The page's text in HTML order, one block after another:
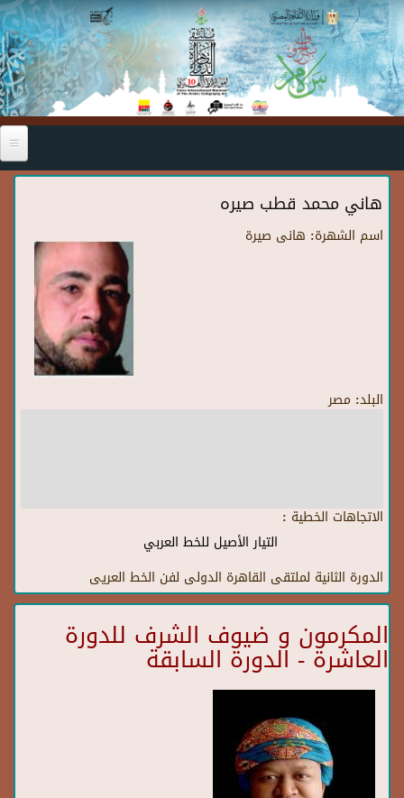
Skip to main content
هاني محمد قطب صيره
اسم الشهرة: هانى صيرة
البلد: مصر
الاتجاهات الخطية :
التيار الأصيل للخط العربي
الدورة الثانية لملتقى القاهرة الدولى لفن الخط العريى
المكرمون و ضيوف الشرف للدورة
العاشرة - الدورة السابقة